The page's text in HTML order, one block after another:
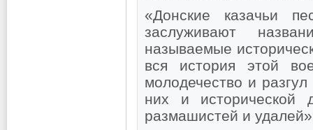
«Донские казачьи
заслуживают
называемые
вся история этой
молодечество и
них и исторической
размашистей и